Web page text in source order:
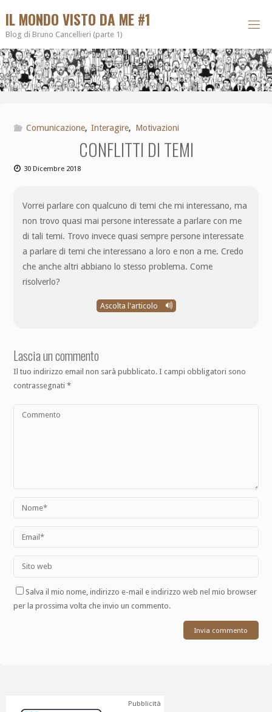
IL MONDO VISTO DA ME #1
Blog di Bruno Cancellieri (parte 1)
Comunicazione, Interagire, Motivazioni
CONFLITTI DI TEMI
30 Dicembre 2018
Vorrei parlare con qualcuno di temi che mi interessano, ma
non trovo quasi mai persone interessate a parlare con me
di tali temi. Trovo invece quasi sempre persone interessate
a parlare di temi che interessano a loro e non a me. Credo
che anche altri abbiano lo stesso problema. Come
risolverlo?
Ascolta l'articolo
Lascia un commento
Il tuo indirizzo email non sarà pubblicato. I campi obbligatori sono
contrassegnati*
Salva il mio nome, indirizzo e-mail e indirizzo web nel mio browser
per la prossima volta che invio un commento.
Pubblicità